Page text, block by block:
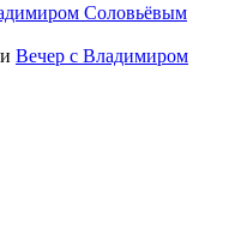
Соловьёвым
Вечер с Владимиром